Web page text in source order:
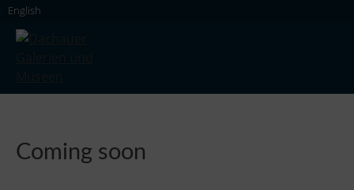
Skip
content
English
Coming soon